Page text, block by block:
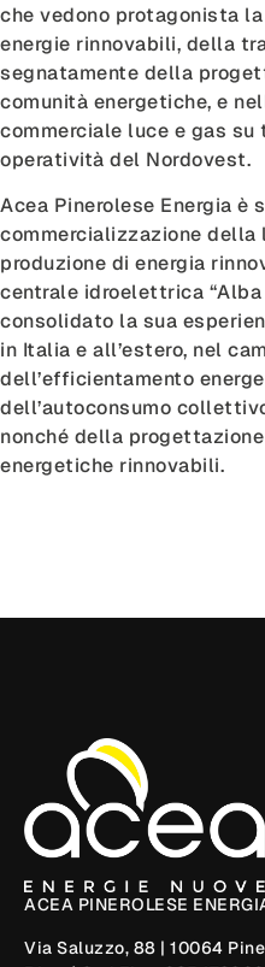
che vedono protagonista
energie rinnovabili, della
segnatamente della
comunità energetiche, e
commerciale luce e gas
operatività del Nordovest.
Acea Pinerolese Energia
commercializzazione della
produzione di energia
centrale idroelettrica
consolidato la sua
in Italia e all’estero, nel
dell’efficientamento
dell’autoconsumo
nonché della
energetiche rinnovabili.
ACEA PINEROLESE
Via Saluzzo, 88 | 10064